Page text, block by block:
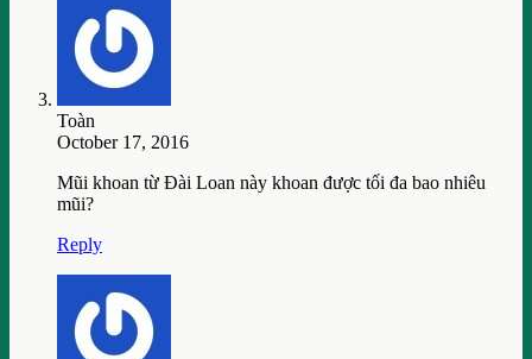
Toàn
October 17, 2016
Mũi khoan từ Đài Loan này khoan được tối đa bao nhiêu
mũi?
Reply